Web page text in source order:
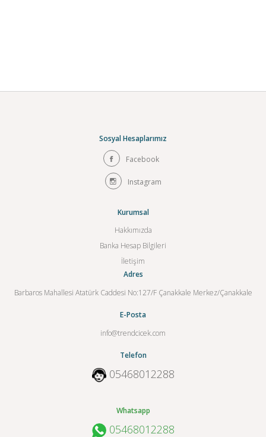
Sosyal Hesaplarımız
Facebook
Instagram
Kurumsal
Hakkımızda
Banka Hesap Bilgileri
İletişim
Adres
Barbaros Mahallesi Atatürk Caddesi No:127/F Çanakkale Merkez/Çanakkale
E-Posta
info@trendcicek.com
Telefon
05468012288
Whatsapp
05468012288